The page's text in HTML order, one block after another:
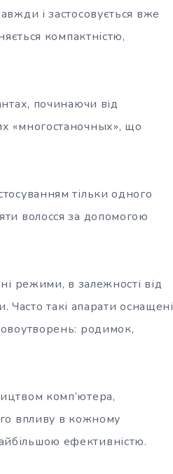
і застосовується вже
компактністю,
починаючи від
«многостаночных», що
тільки одного
волосся за допомогою
режими, в залежності від
Часто такі апарати оснащені
родимок,
комп’ютера,
впливу в кожному
ефективністю.